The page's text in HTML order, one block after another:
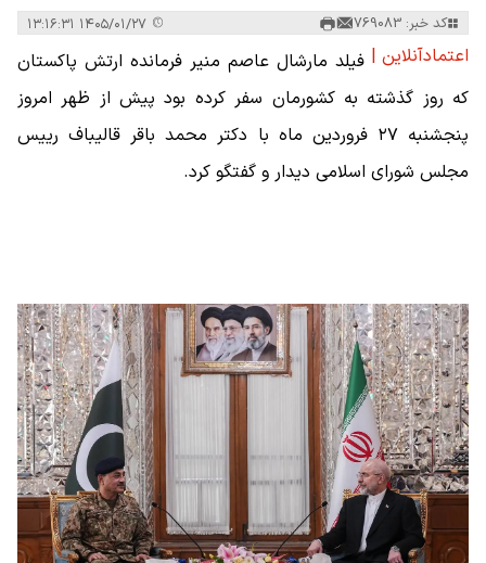
کد خبر: 769083
اعتمادآنلاین | فیلد مارشال عاصم منیر فرمانده ارتش پاکستان
که روز گذشته به کشورمان سفر کرده بود پیش از ظهر امروز
پنجشنبه ۲۷ فروردین ماه با دکتر محمد باقر قالیباف رییس
مجلس شورای اسلامی دیدار و گفتگو کرد.